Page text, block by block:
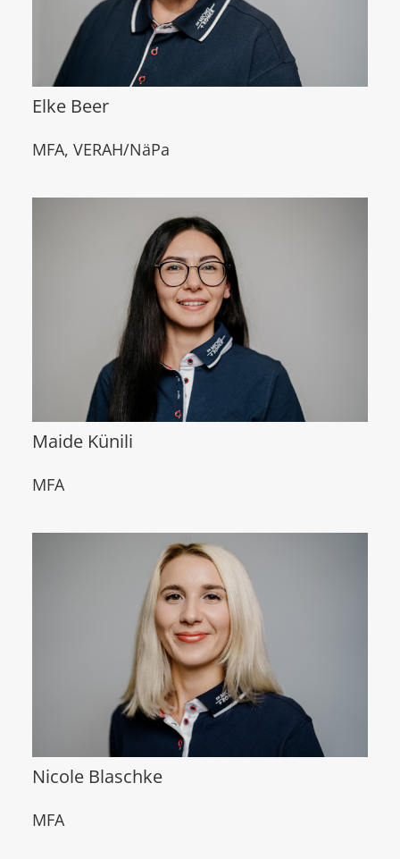
Elke Beer
MFA, VERAH/NäPa
Maide Künili
MFA
Nicole Blaschke
MFA